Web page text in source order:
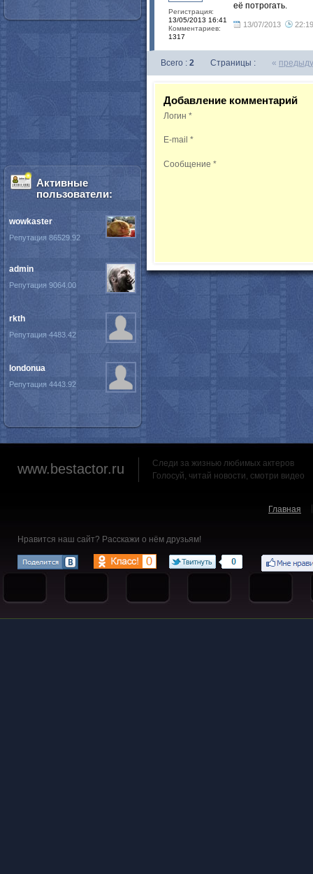
Регистрация:
13/05/2013 16:41
Комментариев:
1317
её потрогать.
13/07/2013 22:19
Всего : 2 Страницы : «
Добавление комментарий
Логин *
E-mail *
Сообщение *
Активные
пользователи:
wowkaster
Репутация 86529.92
admin
Репутация 9064.00
rkth
Репутация 4483.42
londonua
Репутация 4443.92
www.bestactor.ru
Следи за жизнью любимых актеров
Голосуй, читай новости, смотри видео
Главная
Нравится наш сайт? Расскажи о нём друзьям!